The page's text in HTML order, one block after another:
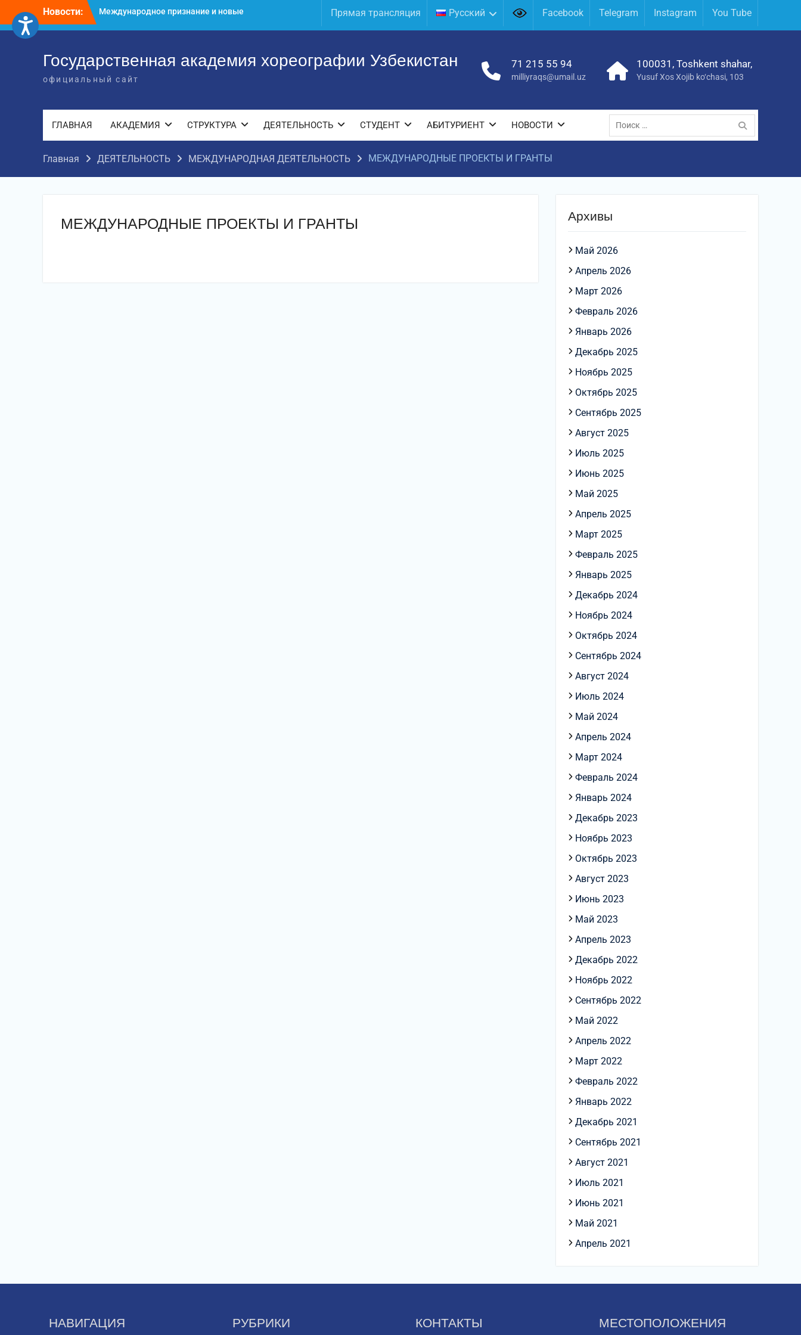
содержимому
Новости:
достижения молодых хореографов
Международное научное пространство!
достижения молодых хореографов!
Прямая трансляция Русский Facebook Telegram Instagram You Tube
Государственная академия хореографии Узбекистан
официальный сайт
71 215 55 94
milliyraqs@umail.uz
100031, Toshkent shahar,
Yusuf Xos Xojib ko‘chasi, 103
ГЛАВНАЯ АКАДЕМИЯ СТРУКТУРА ДЕЯТЕЛЬНОСТЬ СТУДЕНТ АБИТУРИЕНТ НОВОСТИ
Поиск
по:
Главная ДЕЯТЕЛЬНОСТЬ МЕЖДУНАРОДНАЯ ДЕЯТЕЛЬНОСТЬ МЕЖДУНАРОДНЫЕ ПРОЕКТЫ И ГРАНТЫ
МЕЖДУНАРОДНЫЕ ПРОЕКТЫ И ГРАНТЫ Архивы
Май 2026
Апрель 2026
Март 2026
Февраль 2026
Январь 2026
Декабрь 2025
Ноябрь 2025
Октябрь 2025
Сентябрь 2025
Август 2025
Июль 2025
Июнь 2025
Май 2025
Апрель 2025
Март 2025
Февраль 2025
Январь 2025
Декабрь 2024
Ноябрь 2024
Октябрь 2024
Сентябрь 2024
Август 2024
Июль 2024
Май 2024
Апрель 2024
Март 2024
Февраль 2024
Январь 2024
Декабрь 2023
Ноябрь 2023
Октябрь 2023
Август 2023
Июнь 2023
Май 2023
Апрель 2023
Декабрь 2022
Ноябрь 2022
Сентябрь 2022
Май 2022
Апрель 2022
Март 2022
Февраль 2022
Январь 2022
Декабрь 2021
Сентябрь 2021
Август 2021
Июль 2021
Июнь 2021
Май 2021
Апрель 2021
НАВИГАЦИЯ РУБРИКИ КОНТАКТЫ МЕСТОПОЛОЖЕНИЯ